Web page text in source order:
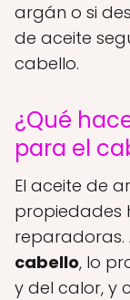
argán o si
de aceite
cabello.
¿Qué
para el
El aceite de
propiedades
reparadoras.
cabello, lo
y del calor, y